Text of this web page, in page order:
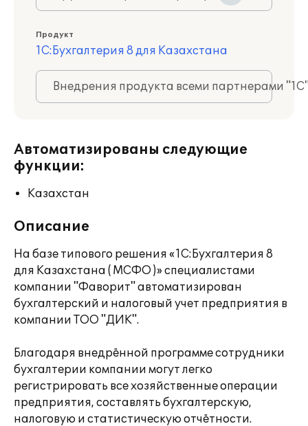
Продукт
1С:Бухгалтерия 8 для Казахстана
Внедрения продукта всеми партнерами
Автоматизированы следующие
функции:
Казахстан
Описание
На базе типового решения «1С:Бухгалтерия 8
для Казахстана ( МСФО )» специалистами
компании "Фаворит" автоматизирован
бухгалтерский и налоговый учет предприятия в
компании ТОО "ДИК".
Благодаря внедрённой программе сотрудники
бухгалтерии компании могут легко
регистрировать все хозяйственные операции
предприятия, составлять бухгалтерскую,
налоговую и статистическую отчётности.